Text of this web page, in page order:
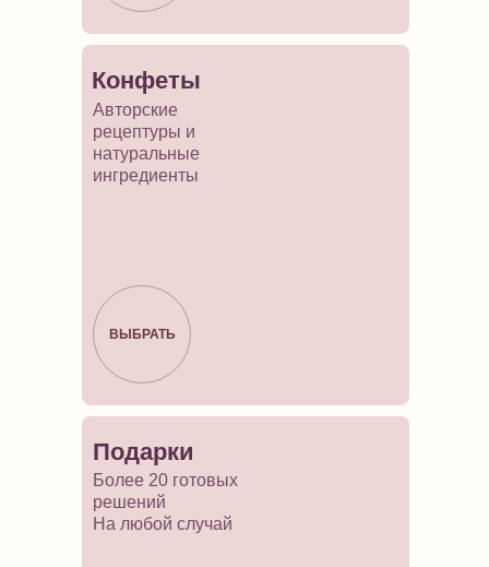
ВЫБРАТЬ
Конфеты
Авторские
рецептуры и
натуральные
ингредиенты
Подарки
Более 20 готовых
решений
На любой случай